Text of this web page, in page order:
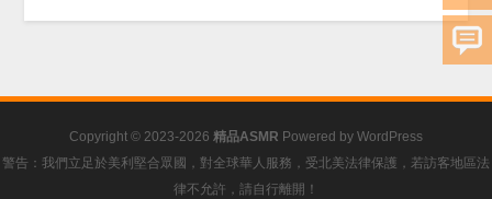
Copyright © 2023-2026 精品ASMR Powered by WordPress
警告：我們立足於美利堅合眾國，對全球華人服務，受北美法律保護，若訪客地區法
律不允許，請自行離開！